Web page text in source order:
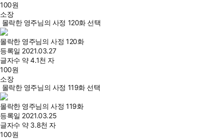
100원
소장
몰락한 영주님의 사정 120화 선택
몰락한 영주님의 사정 120화
등록일 2021.03.27
글자수 약 4.1천 자
100원
소장
몰락한 영주님의 사정 119화 선택
몰락한 영주님의 사정 119화
등록일 2021.03.25
글자수 약 3.8천 자
100원